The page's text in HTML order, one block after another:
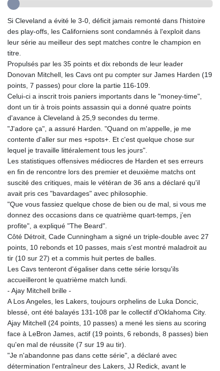
GMD 84.980421
GNF
10123.874202
GTQ 8.794891
HKD 9.066767
HNL 30.895616
HRK 7.536622
HTG 150.718127
HUF 363.096405
IDR
20580.370421
ILS 3.468234
IMP 0.857252
INR 110.076256
IQD
1509.981237
IRR
1590322.371805
ISK 142.598215
JMD 183.057725
JOD 0.819746
JPY 182.445186
KES 149.158147
KGS 101.104505
4681.941823
KMF 492.514185
KRW
1627.677557
KWD 0.356853
KYD 0.960588
KZT 540.233287
Si Cleveland a évité le 3-0, déficit jamais remonté dans l'histoire
des play-offs, les Californiens sont condamnés à l'exploit dans
leur série au meilleur des sept matches contre le champion en
titre.
Propulsés par les 35 points et dix rebonds de leur leader
Donovan Mitchell, les Cavs ont pu compter sur James Harden (19
points, 7 passes) pour clore la partie 116-109.
Celui-ci a inscrit trois paniers importants dans le "money-time",
dont un tir à trois points assassin qui a donné quatre points
d'avance à Cleveland à 25,9 secondes du terme.
"J'adore ça", a assuré Harden. "Quand on m'appelle, je me
contente d'aller sur mes +spots+. Et c'est quelque chose sur
lequel je travaille littéralement tous les jours".
Les statistiques offensives médiocres de Harden et ses erreurs
en fin de rencontre lors des premier et deuxième matchs ont
suscité des critiques, mais le vétéran de 36 ans a déclaré qu'il
avait pris ces "bavardages" avec philosophie.
"Que vous fassiez quelque chose de bien ou de mal, si vous me
donnez des occasions dans ce quatrième quart-temps, j’en
profite", a expliqué "The Beard".
Côté Détroit, Cade Cunningham a signé un triple-double avec 27
points, 10 rebonds et 10 passes, mais s'est montré maladroit au
tir (10 sur 27) et a commis huit pertes de balles.
Les Cavs tenteront d'égaliser dans cette série lorsqu'ils
accueilleront le quatrième match lundi.
- Ajay Mitchell brille -
A Los Angeles, les Lakers, toujours orphelins de Luka Doncic,
blessé, ont été balayés 131-108 par le collectif d'Oklahoma City.
Ajay Mitchell (24 points, 10 passes) a mené les siens au scoring
face à LeBron James, actif (19 points, 6 rebonds, 8 passes) bien
qu'en mal de réussite (7 sur 19 au tir).
"Je n'abandonne pas dans cette série", a déclaré avec
détermination l'entraîneur des Lakers, JJ Redick, avant le